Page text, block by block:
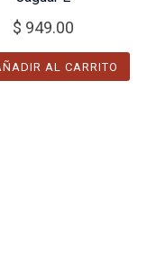
$ 949.00
AL CARRITO